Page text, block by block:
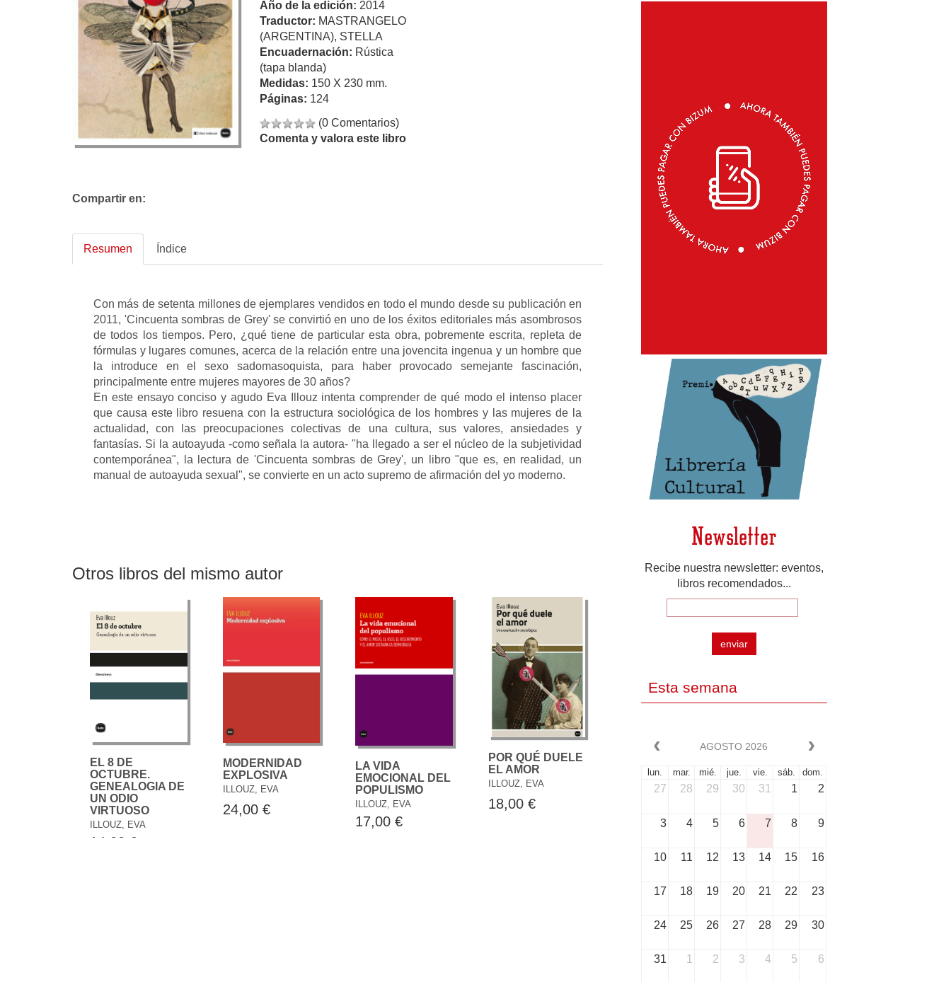
Año de la edición: 2014
Traductor: MASTRANGELO
(ARGENTINA), STELLA
Encuadernación: Rústica
(tapa blanda)
Medidas: 150 X 230 mm.
Páginas: 124
(0 Comentarios)
Comenta y valora este libro
Compartir en:
Resumen Índice
Con más de setenta millones de ejemplares vendidos en todo el mundo desde su publicación en
2011, 'Cincuenta sombras de Grey' se convirtió en uno de los éxitos editoriales más asombrosos
de todos los tiempos. Pero, ¿qué tiene de particular esta obra, pobremente escrita, repleta de
fórmulas y lugares comunes, acerca de la relación entre una jovencita ingenua y un hombre que
la introduce en el sexo sadomasoquista, para haber provocado semejante fascinación,
principalmente entre mujeres mayores de 30 años?
En este ensayo conciso y agudo Eva Illouz intenta comprender de qué modo el intenso placer
que causa este libro resuena con la estructura sociológica de los hombres y las mujeres de la
actualidad, con las preocupaciones colectivas de una cultura, sus valores, ansiedades y
fantasías. Si la autoayuda -como señala la autora- "ha llegado a ser el núcleo de la subjetividad
contemporánea", la lectura de 'Cincuenta sombras de Grey', un libro "que es, en realidad, un
manual de autoayuda sexual", se convierte en un acto supremo de afirmación del yo moderno.
Otros libros del mismo autor
EL 8 DE
OCTUBRE.
GENEALOGIA DE
UN ODIO
VIRTUOSO
ILLOUZ, EVA
14,00 €
MODERNIDAD
EXPLOSIVA
ILLOUZ, EVA
24,00 €
LA VIDA
EMOCIONAL DEL
POPULISMO
ILLOUZ, EVA
17,00 €
POR QUÉ DUELE
EL AMOR
ILLOUZ, EVA
18,00 €
Newsletter
Recibe nuestra newsletter: eventos,
libros recomendados...
enviar
Esta semana
AGOSTO 2026
lun. mar. mié. jue. vie. sáb. dom.
27 28 29 30 31 1 2
3 4 5 6 7 8 9
10 11 12 13 14 15 16
17 18 19 20 21 22 23
24 25 26 27 28 29 30
31 1 2 3 4 5 6